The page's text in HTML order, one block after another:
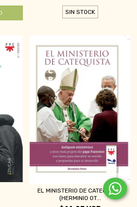
SIN STOCK
EL MINISTERIO DE CATEQUISTA
(HERMINIO OT...